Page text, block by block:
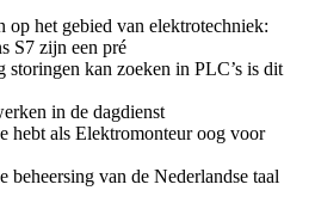
op het gebied van elektrotechniek:
S7 zijn een pré
storingen kan zoeken in PLC’s is dit
in de dagdienst
hebt als Elektromonteur oog voor
beheersing van de Nederlandse taal